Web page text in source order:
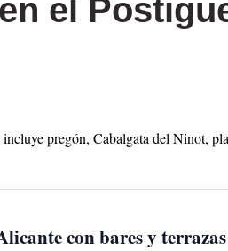
el
pregón, Cabalgata del Ninot,
con bares y